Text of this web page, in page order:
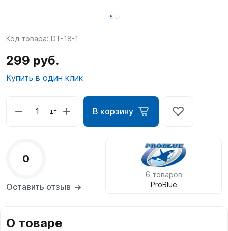
Код товара: DT-18-1
299 руб.
Купить в один клик
шт В корзину
0
Оставить отзыв
6 товаров
ProBlue
О товаре